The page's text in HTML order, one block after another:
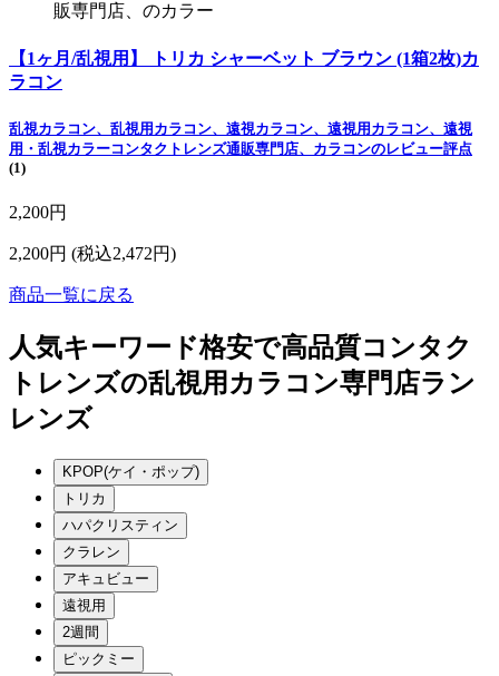
販専門店、のカラー
【1ヶ月/乱視用】 トリカ シャーベット ブラウン (1箱2枚)カ
ラコン
乱視カラコン、乱視用カラコン、遠視カラコン、遠視用カラコン、遠視
用・乱視カラーコンタクトレンズ通販専門店、カラコンのレビュー評点
(1)
2,200円
2,200円 (税込2,472円)
商品一覧に戻る
人気キーワード格安で高品質コンタク
トレンズの乱視用カラコン専門店ラン
レンズ